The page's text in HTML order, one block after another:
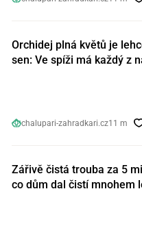
Orchidej plná květů je
sen: Ve spíži má každý z
chalupari-zahradkari.cz11 m
Zářivě čistá trouba za 5
co dům dal čistí mnohem